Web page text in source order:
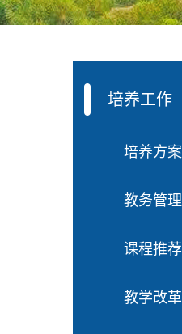
培养工作
培养方案
教务管理
课程推荐
教学改革